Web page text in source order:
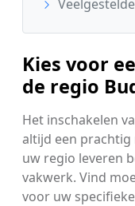
Kies voor
de regio
Het inschakelen
altijd een prachtig
uw regio leveren
vakwerk. Vind
voor uw